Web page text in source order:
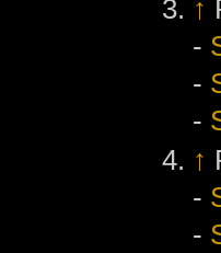
↑
-
-
-
↑
-
-